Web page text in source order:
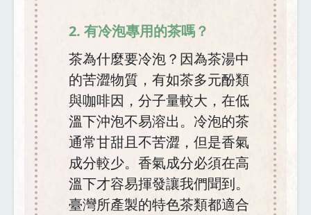
2. 有冷泡專用的茶嗎？
茶為什麼要冷泡？因為茶湯中
的苦澀物質，有如茶多元酚類
與咖啡因，分子量較大，在低
溫下沖泡不易溶出。冷泡的茶
通常甘甜且不苦澀，但是香氣
成分較少。香氣成分必須在高
溫下才容易揮發讓我們聞到。
臺灣所產製的特色茶類都適合